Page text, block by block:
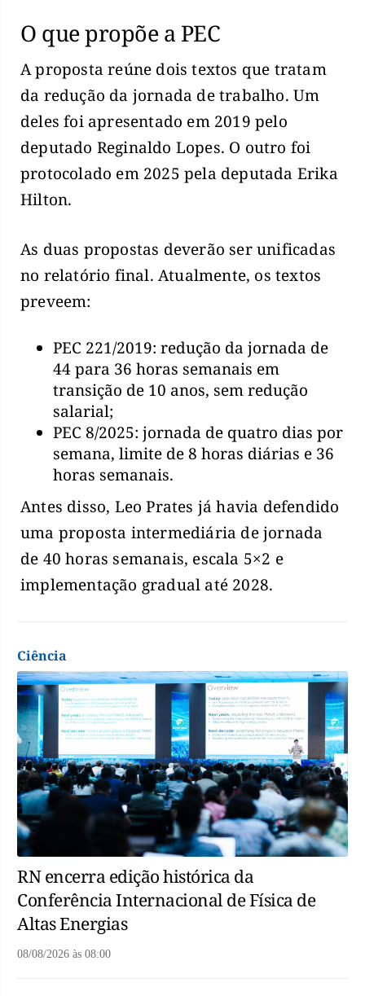
O que propõe a PEC
A proposta reúne dois textos que tratam
da redução da jornada de trabalho. Um
deles foi apresentado em 2019 pelo
deputado Reginaldo Lopes. O outro foi
protocolado em 2025 pela deputada Erika
Hilton.
As duas propostas deverão ser unificadas
no relatório final. Atualmente, os textos
preveem:
PEC 221/2019: redução da jornada de
44 para 36 horas semanais em
transição de 10 anos, sem redução
salarial;
PEC 8/2025: jornada de quatro dias por
semana, limite de 8 horas diárias e 36
horas semanais.
Antes disso, Leo Prates já havia defendido
uma proposta intermediária de jornada
de 40 horas semanais, escala 5×2 e
implementação gradual até 2028.
Ciência
RN encerra edição histórica da
Conferência Internacional de Física de
Altas Energias
08/08/2026 às 08:00